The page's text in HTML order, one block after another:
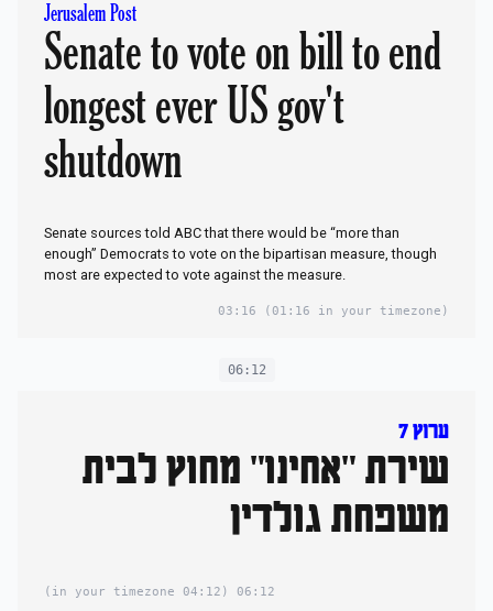
Jerusalem Post
Senate to vote on bill to end
longest ever US gov't
shutdown
Senate sources told ABC that there would be “more than
enough” Democrats to vote on the bipartisan measure, though
most are expected to vote against the measure.
03:16 (01:16 in your timezone)
06:12
ערוץ 7
שירת "אחינו" מחוץ לבית
משפחת גולדין
06:12
(04:12 in your timezone)